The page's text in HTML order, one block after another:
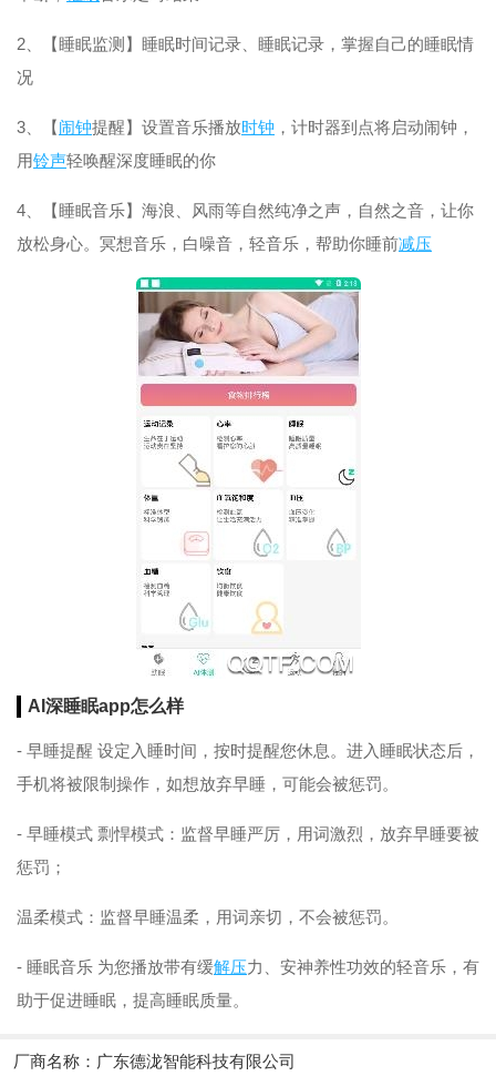
2、【睡眠监测】睡眠时间记录、睡眠记录，掌握自己的睡眠情
况
3、【闹钟提醒】设置音乐播放时钟 ，计时器到点将启动闹钟，
用铃声轻唤醒深度睡眠的你
4、【睡眠音乐】海浪、风雨等自然纯净之声，自然之音，让你
放松身心。冥想音乐，白噪音，轻音乐，帮助你睡前减压
AI深睡眠app怎么样
- 早睡提醒 设定入睡时间，按时提醒您休息。进入睡眠状态后，
手机将被限制操作，如想放弃早睡，可能会被惩罚。
- 早睡模式 剽悍模式：监督早睡严厉，用词激烈，放弃早睡要被
惩罚；
温柔模式：监督早睡温柔，用词亲切，不会被惩罚。
- 睡眠音乐 为您播放带有缓解压力、安神养性功效的轻音乐，有
助于促进睡眠，提高睡眠质量。
厂商名称： 广东德泷智能科技有限公司